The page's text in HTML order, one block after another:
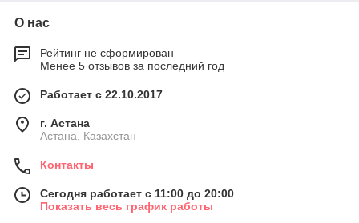
О нас
Рейтинг не сформирован
Менее 5 отзывов за последний год
Работает с 22.10.2017
г. Астана
Астана, Казахстан
Контакты
Сегодня работает с 11:00 до 20:00
Показать весь график работы